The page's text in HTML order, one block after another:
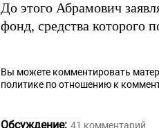
До этого Абрамович
фонд, средства которого
Вы можете комментировать
политике по отношению к
Обсуждение: 41 комментарий